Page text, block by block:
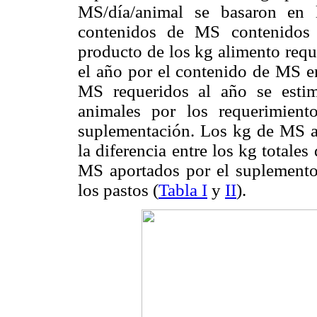
MS/día/animal se basaron
contenidos de MS
producto de los kg alimento
el año por el contenido de MS
MS requeridos al año se
animales por los
suplementación. Los kg de MS
la diferencia entre los kg
MS aportados por el
los pastos (Tabla I y II).